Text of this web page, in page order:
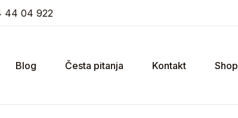
44 04 922
Blog Česta pitanja Kontakt Shop